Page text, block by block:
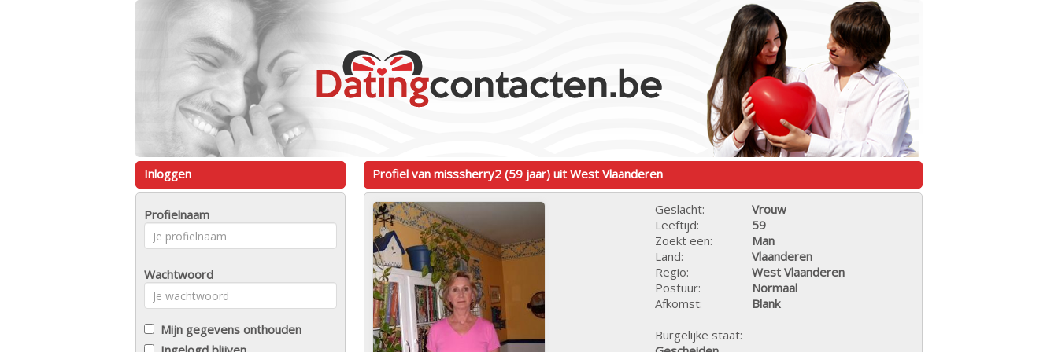
Profiel van misssherry2 (59 jaar) uit West Vlaanderen
Geslacht:
Vrouw
Leeftijd:
59
Zoekt een:
Man
Land:
Vlaanderen
Regio:
West Vlaanderen
Postuur:
Normaal
Afkomst:
Blank
Burgelijke staat:
Inloggen
Profielnaam
Wachtwoord
Mijn gegevens onthouden